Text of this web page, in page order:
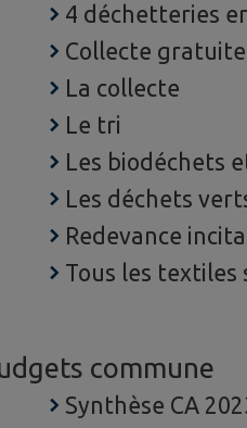
4 déchetteries
Collecte
La collecte
Le tri
Les biodéchets
Les déchets
Redevance
Tous les textiles
commune
Synthèse CA